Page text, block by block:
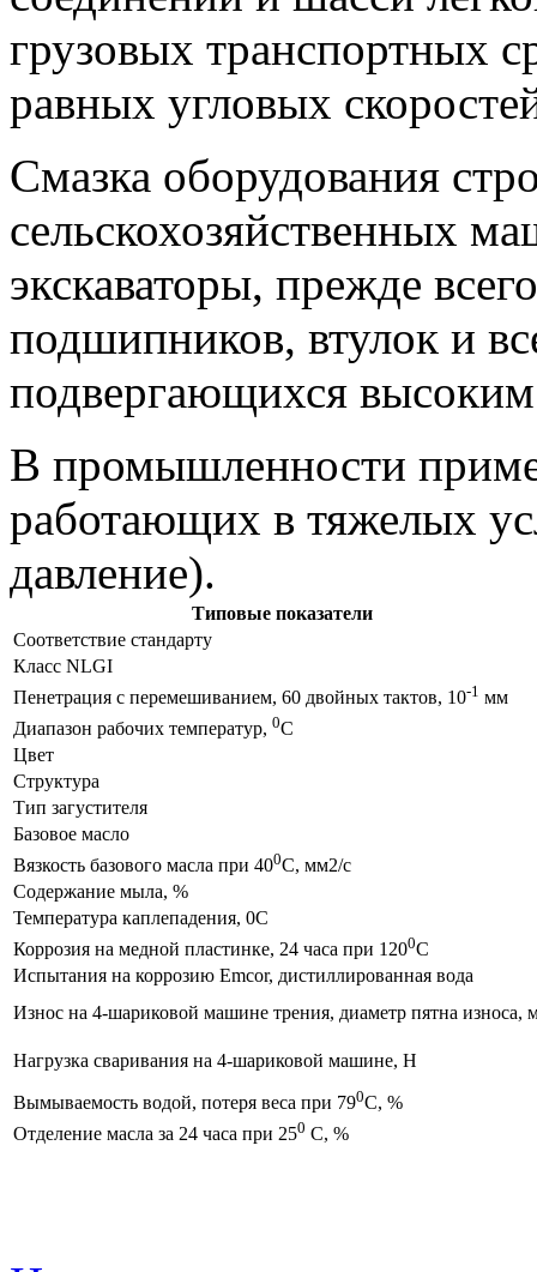
грузовых транспортных
равных угловых
Смазка оборудования
сельскохозяйственных
экскаваторы, прежде
подшипников, втулок и
подвергающихся высоким
В промышленности
работающих в тяжелых
давление).
Типовые показатели
Соответствие стандарту
Класс NLGI
Пенетрация с перемешиванием, 60 двойных тактов, 10-1 мм
Диапазон рабочих температур, 0С
Цвет
Структура
Тип загустителя
Базовое масло
Вязкость базового масла при 400С, мм2/c
Содержание мыла, %
Температура каплепадения, 0С
Коррозия на медной пластинке, 24 часа при 1200С
Испытания на коррозию Emcor, дистиллированная вода
Износ на 4-шариковой машине трения, диаметр пятна износа,
Нагрузка сваривания на 4-шариковой машине, Н
Вымываемость водой, потеря веса при 790С, %
Отделение масла за 24 часа при 250 C, %